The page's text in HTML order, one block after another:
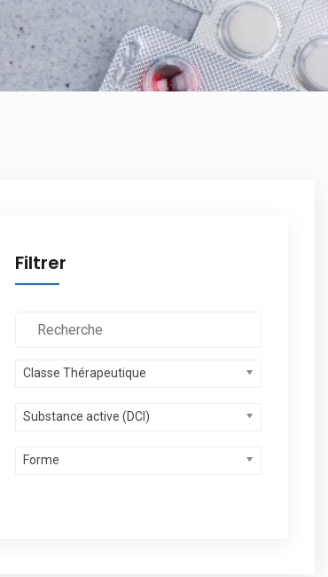
Filtrer
Classe Thérapeutique
Substance active (DCI)
Forme